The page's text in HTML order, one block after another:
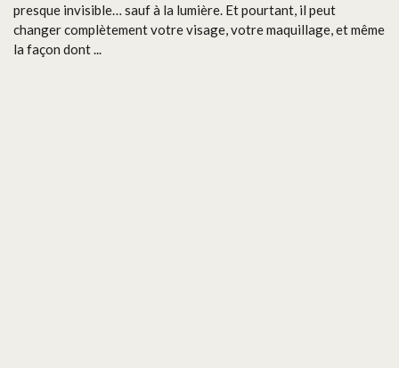
presque invisible… sauf à la lumière. Et pourtant, il peut
changer complètement votre visage, votre maquillage, et même
la façon dont ...